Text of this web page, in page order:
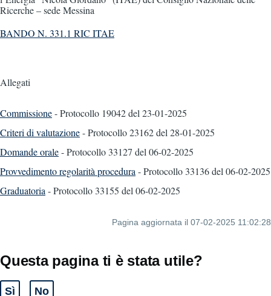
Ricerche – sede Messina
BANDO N. 331.1 RIC ITAE
Allegati
Commissione- Protocollo 19042del 23-01-2025
Criteri di valutazione- Protocollo 23162del 28-01-2025
Domande orale- Protocollo 33127 del 06-02-2025
Provvedimento regolarità procedura - Protocollo 33136del 06-02-2025
Graduatoria - Protocollo 33155 del 06-02-2025
Pagina aggiornata il 07-02-2025 11:02:28
Questa pagina ti è stata utile?
Sì